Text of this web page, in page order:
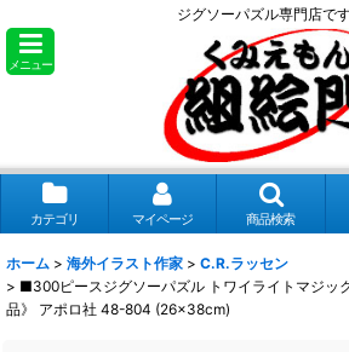
ジグソーパズル専門店です
メニュー
カテゴリ マイページ 商品検索
ホーム > 海外イラスト作家 > C.R.ラッセン
> ■300ピースジグソーパズル トワイライトマジッ
品》 アポロ社 48-804 (26×38cm)